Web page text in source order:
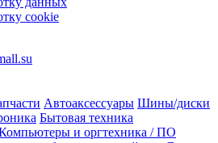
cookie
Автоаксессуары Шины/диски
Бытовая техника
и оргтехника / ПО